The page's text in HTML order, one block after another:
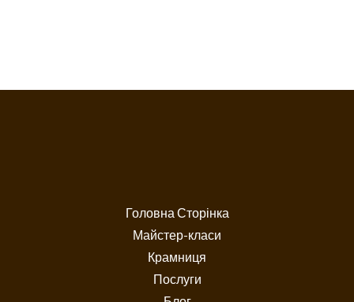
Головна Сторінка
Майстер-класи
Крамниця
Послуги